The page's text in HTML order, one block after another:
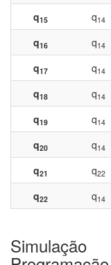
q15 q14
q16 q14
q17 q14
q18 q14
q19 q14
q20 q14
q21 q22
q22 q14